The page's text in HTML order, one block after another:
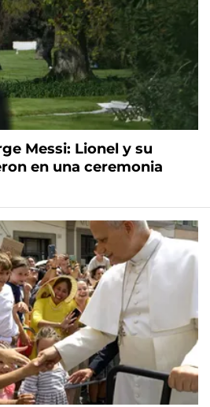
Messi: Lionel y su
en una ceremonia